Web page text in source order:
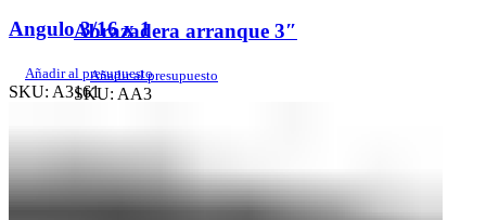
Abrazadera arranque 3″
Añadir al presupuesto
SKU: AA3
Conoce toda nuestra línea de productos
Angulo 3/16 x 1
Añadir al presupuesto
SKU: A3161